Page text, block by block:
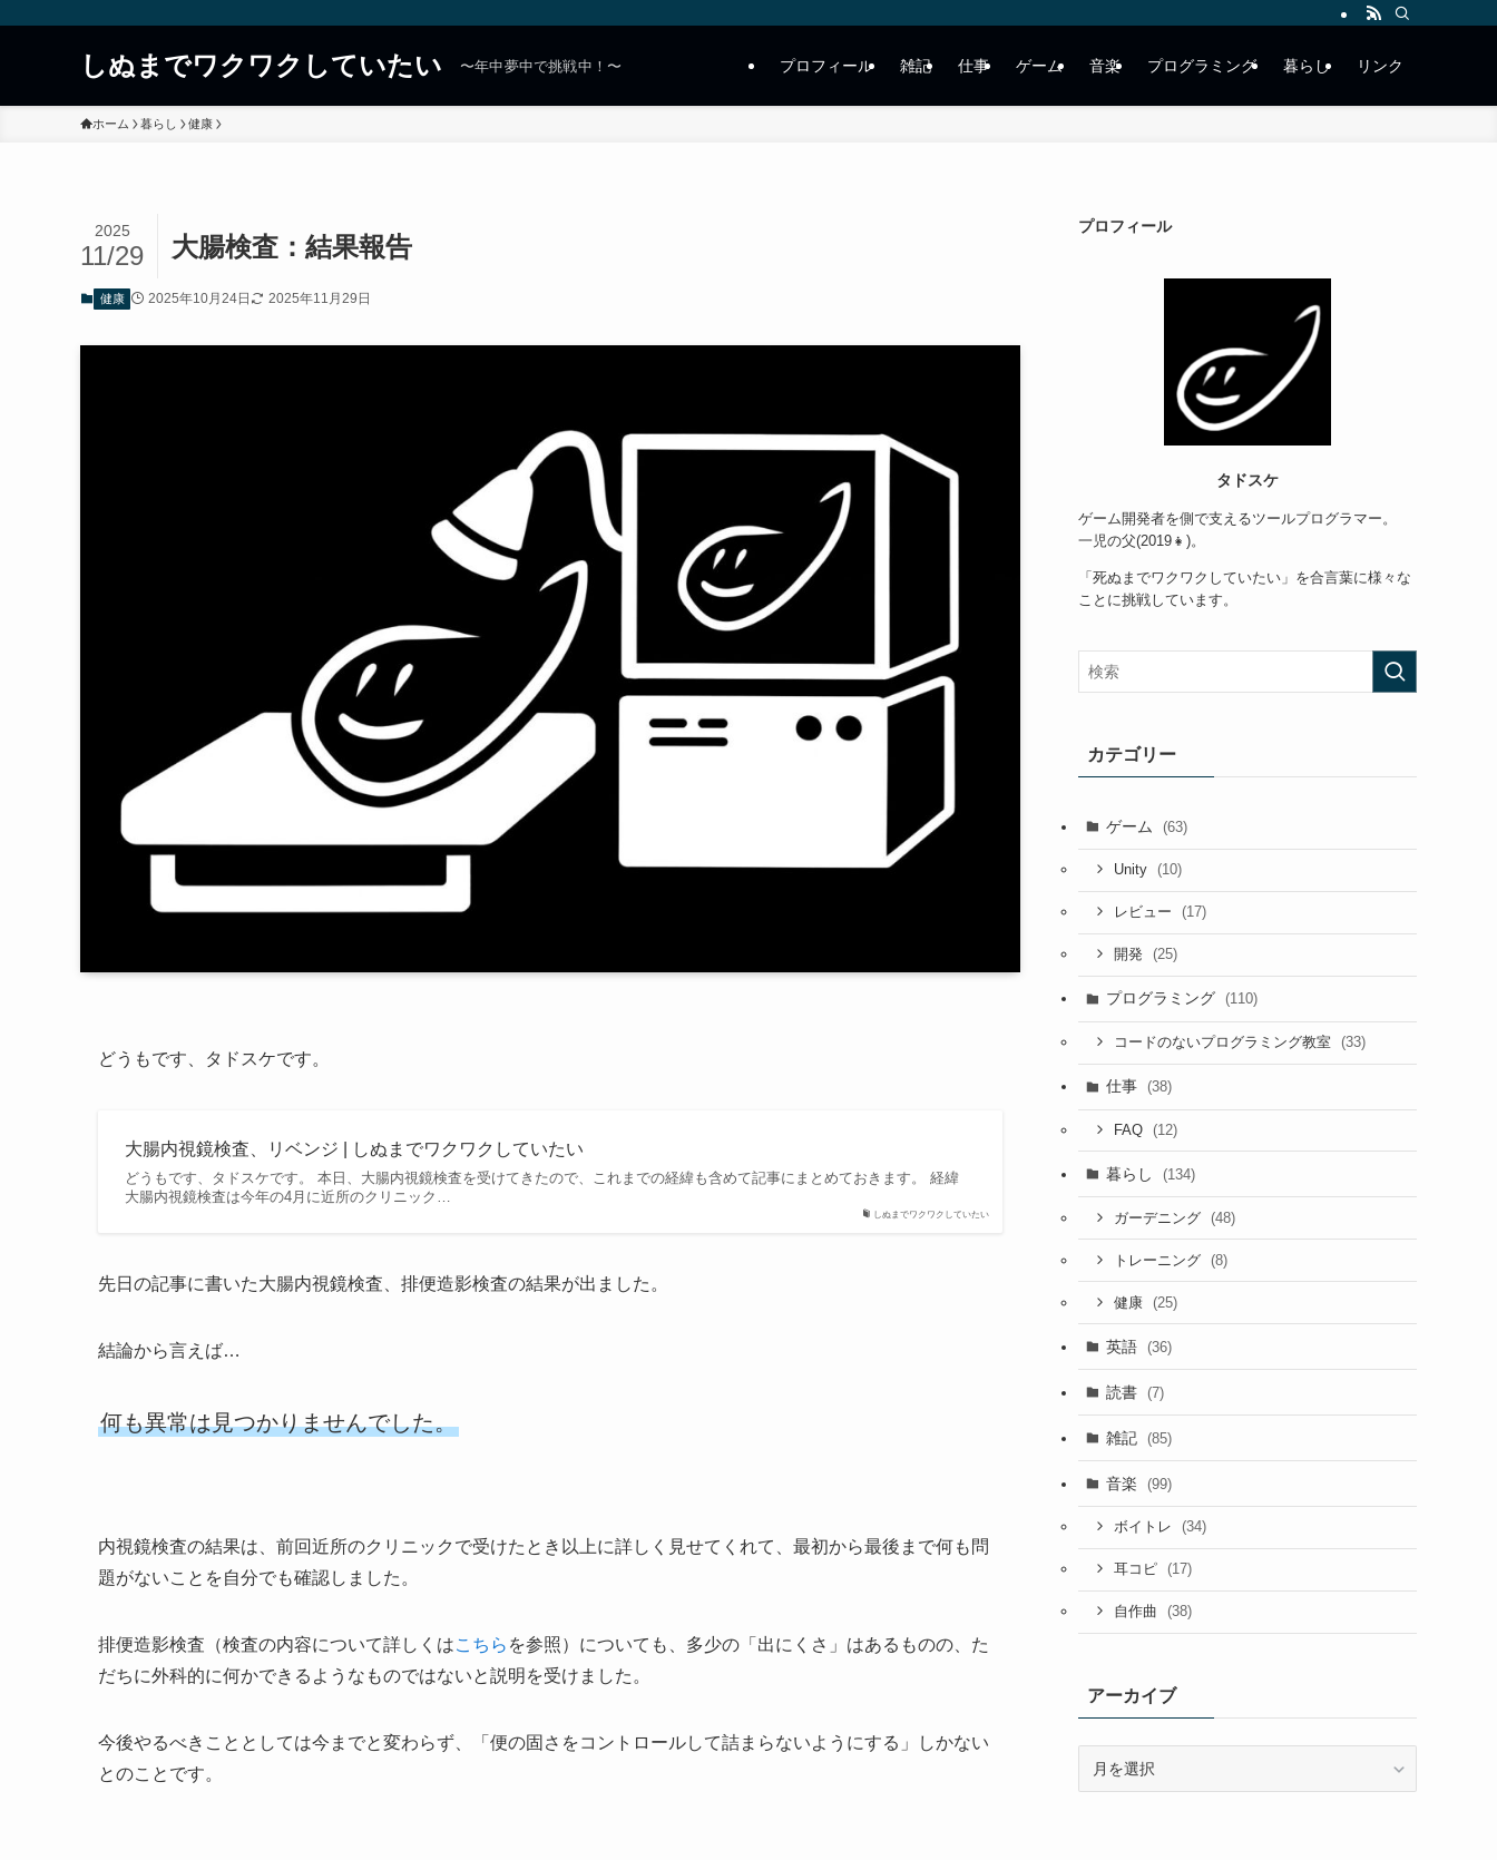
しぬまでワクワクしていたい 〜年中夢中で挑戦中！〜 プロフィール 雑記 仕事 ゲーム 音楽 プログラミング 暮らし リンク
ホーム 暮らし 健康
大腸検査：結果報告
2025
11/29
健康 2025年10月24日 2025年11月29日
どうもです、タドスケです。
しぬまでワクワクしていたい
大腸内視鏡検査、リベンジ | しぬまでワクワクしていたい
どうもです、タドスケです。 本日、大腸内視鏡検査を受けてきたので、これまでの経緯も含めて記事にまとめておきます。 経緯
大腸内視鏡検査は今年の4月に近所のクリニック…
先日の記事に書いた大腸内視鏡検査、排便造影検査の結果が出ました。
結論から言えば…
何も異常は見つかりませんでした。
内視鏡検査の結果は、前回近所のクリニックで受けたとき以上に詳しく見せてくれて、最初から最後まで何も問
題がないことを自分でも確認しました。
排便造影検査（検査の内容について詳しくはこちら を参照）についても、多少の「出にくさ」はあるものの、た
だちに外科的に何かできるようなものではないと説明を受けました。
今後やるべきこととしては今までと変わらず、「便の固さをコントロールして詰まらないようにする」しかない
とのことです。
プロフィール
タドスケ
ゲーム開発者を側で支えるツールプログラマー。
一児の父(2019👧)。
「死ぬまでワクワクしていたい」を合言葉に様々な
ことに挑戦しています。
カテゴリー
ゲーム (63)
Unity (10)
レビュー (17)
開発 (25)
プログラミング (110)
コードのないプログラミング教室 (33)
仕事 (38)
FAQ (12)
暮らし (134)
ガーデニング (48)
トレーニング (8)
健康 (25)
英語 (36)
読書 (7)
雑記 (85)
音楽 (99)
ボイトレ (34)
耳コピ (17)
自作曲 (38)
アーカイブ